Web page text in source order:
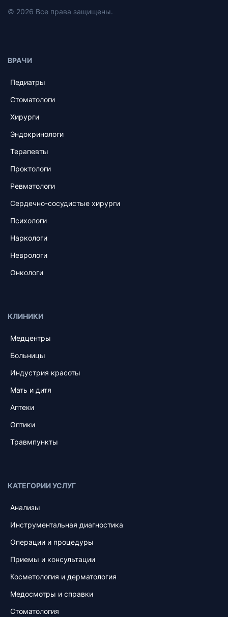
© 2026 Все права защищены.
ВРАЧИ
Педиатры
Стоматологи
Хирурги
Эндокринологи
Терапевты
Проктологи
Ревматологи
Сердечно-сосудистые хирурги
Психологи
Наркологи
Неврологи
Онкологи
КЛИНИКИ
Медцентры
Больницы
Индустрия красоты
Мать и дитя
Аптеки
Оптики
Травмпункты
КАТЕГОРИИ УСЛУГ
Анализы
Инструментальная диагностика
Операции и процедуры
Приемы и консультации
Косметология и дерматология
Медосмотры и справки
Стоматология